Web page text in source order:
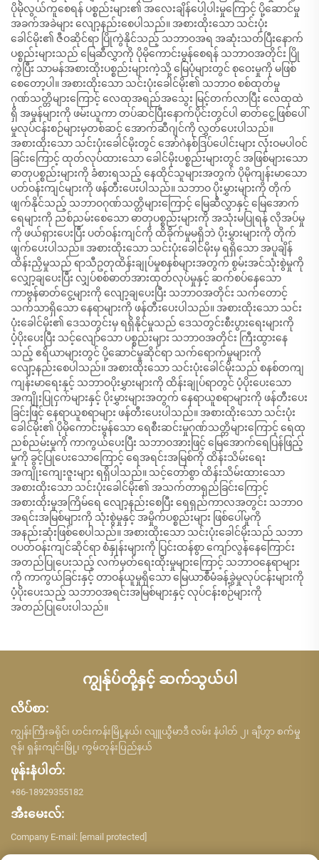
ပိုမိုလွယ်ကူစေရန် ပစ္စည်းများ၏ အလေးချိန်ပေါ့ပါးမှုကြောင့် ပို့ဆောင်မှု
အခက်အခဲများ လျော့နည်းစေပါသည်။ အစားထိုးသော သင်းပုံး
ခေါင်မိုး၏ ဇီဝဆိုင်ရာ ပြိုကွဲနိုင်သည့် သဘာဝအရ အဆုံးသတ်ပြီးနောက်
ပစ္စည်းများသည် မြေဆီလွှာကို ပိုမိုကောင်းမွန်စေရန် သဘာဝအတိုင်း ပြို
ကွဲပြီး သာမန်အစားထိုးပစ္စည်းများကဲ့သို့ မြေပုံများတွင် စုဝေးမှုကို မဖြစ်
စေတော့ပါ။ အစားထိုးသော သင်းပုံးခေါင်မိုး၏ သဘာဝ စစ်ထုတ်မှု
ဂုဏ်သတ္တိများကြောင့် လေထုအရည်အသွေး မြင့်တက်လာပြီး လေထုထဲ
ရှိ အမှုန်များကို ဖမ်းယူကာ တပ်ဆင်ပြီးနောက်ပိုင်းတွင်ပါ ဓာတ်ငွေ့ဖြစ်ပေါ်
မှုလုပ်ငန်းစဉ်များမှတစ်ဆင့် အောက်ဆီဂျင်ကို လွှတ်ပေးပါသည်။
အစားထိုးသော သင်းပုံးခေါင်မိုးတွင် အော်ဂဲနစ်ဒြပ်ပေါင်းများ လုံးဝမပါဝင်
ခြင်းကြောင့် ထုတ်လုပ်ထားသော ခေါင်မိုးပစ္စည်းများတွင် အဖြစ်များသော
ဓာတုပစ္စည်းများကို ခံစားရသည့် နေထိုင်သူများအတွက် ပိုမိုကျန်းမာသော
ပတ်ဝန်းကျင်များကို ဖန်တီးပေးပါသည်။ သဘာဝ ပိုးမွှားများကို တိုက်
ဖျက်နိုင်သည့် သဘာဝဂုဏ်သတ္တိများကြောင့် မြေဆီလွှာနှင့် မြေအောက်
ရေများကို ညစ်ညမ်းစေသော ဓာတုပစ္စည်းများကို အသုံးမပြုရန် လိုအပ်မှု
ကို ဖယ်ရှားပေးပြီး ပတ်ဝန်းကျင်ကို ထိခိုက်မှုမရှိဘဲ ပိုးမွှားများကို တိုက်
ဖျက်ပေးပါသည်။ အစားထိုးသော သင်းပုံးခေါင်မိုးမှ ရရှိသော အပူချိန်
ထိန်းညှိမှုသည် ရာသီဥတုထိန်းချုပ်မှုစနစ်များအတွက် စွမ်းအင်သုံးစွဲမှုကို
လျှော့ချပေးပြီး လျှပ်စစ်ဓာတ်အားထုတ်လုပ်မှုနှင့် ဆက်စပ်နေသော
ကာဗွန်ဓာတ်ငွေ့များကို လျော့ချပေးပြီး သဘာဝအတိုင်း သက်တောင့်
သက်သာရှိသော နေရာများကို ဖန်တီးပေးပါသည်။ အစားထိုးသော သင်း
ပုံးခေါင်မိုး၏ ဒေသတွင်းမှ ရရှိနိုင်မှုသည် ဒေသတွင်းစီးပွားရေးများကို
ပံ့ပိုးပေးပြီး သင့်လျော်သော ပစ္စည်းများ သဘာဝအတိုင်း ကြီးထွားနေ
သည့် ဧရိယာများတွင် ပို့ဆောင်မှုဆိုင်ရာ သက်ရောက်မှုများကို
လျော့နည်းစေပါသည်။ အစားထိုးသော သင်းပုံးခေါင်မိုးသည် စနစ်တကျ
ကျန်းမာရေးနှင့် သဘာဝပိုးမွှားများကို ထိန်းချုပ်ရာတွင် ပံ့ပိုးပေးသော
အကျိုးပြုငှက်များနှင့် ပိုးမွှားများအတွက် နေရာယူစရာများကို ဖန်တီးပေး
ခြင်းဖြင့် နေရာယူစရာများ ဖန်တီးပေးပါသည်။ အစားထိုးသော သင်းပုံး
ခေါင်မိုး၏ ပိုမိုကောင်းမွန်သော ရေစီးဆင်းမှုဂုဏ်သတ္တိများကြောင့် ရေထု
ညစ်ညမ်းမှုကို ကာကွယ်ပေးပြီး သဘာဝအားဖြင့် မြေအောက်ရေပြန်ဖြည့်
မှုကို ခွင့်ပြုပေးသောကြောင့် ရေအရင်းအမြစ်ကို ထိန်းသိမ်းရေး
အကျိုးကျေးဇူးများ ရရှိပါသည်။ သင့်တော်စွာ ထိန်းသိမ်းထားသော
အစားထိုးသော သင်းပုံးခေါင်မိုး၏ အသက်တာရှည်ခြင်းကြောင့်
အစားထိုးမှုအကြိမ်ရေ လျော့နည်းစေပြီး ရေရှည်ကာလအတွင်း သဘာဝ
အရင်းအမြစ်များကို သုံးစွဲမှုနှင့် အမှိုက်ပစ္စည်းများ ဖြစ်ပေါ်မှုကို
အနည်းဆုံးဖြစ်စေပါသည်။ အစားထိုးသော သင်းပုံးခေါင်မိုးသည် သဘာ
ဝပတ်ဝန်းကျင်ဆိုင်ရာ စံနှုန်းများကို ပြင်းထန်စွာ ကျော်လွန်နေကြောင်း
အတည်ပြုပေးသည့် လက်မှတ်ရေးထိုးမှုများကြောင့် သဘာဝနေရာများ
ကို ကာကွယ်ခြင်းနှင့် တာဝန်ယူမှုရှိသော မြေယာစီမံခန့်ခွဲမှုလုပ်ငန်းများကို
ပံ့ပိုးပေးသည့် သဘာဝအရင်းအမြစ်များနှင့် လုပ်ငန်းစဉ်များကို
အတည်ပြုပေးပါသည်။
ကျွန်ုပ်တို့နှင့် ဆက်သွယ်ပါ
လိပ်စာ:
ကျွန်းကြီးခရိုင်၊ ဟင်းကန်းမြို့နယ်၊ လျူယွီမာဒီ လမ်း နံပါတ် ၂၊ ချီဟွာ စက်မှု
ဇုန်၊ ရှန်းကျင်းမြို့၊ ကွမ်တုန်းပြည်နယ်
ဖုန်းနံပါတ်:
+86-18929355182
အီးမေးလ်:
Company E-mail: [email protected]